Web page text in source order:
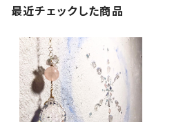
最近チェックした商品